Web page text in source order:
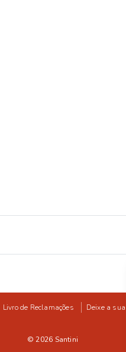
Livro de Reclamações Deixe a
© 2026 Santini